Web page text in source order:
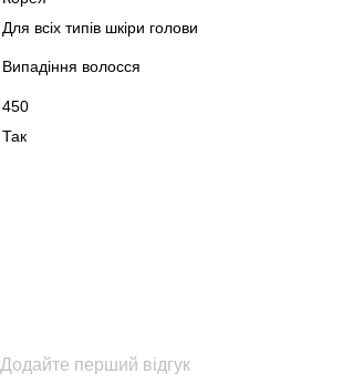
Для всіх типів шкіри голови
Випадіння волосся
450
Так
Додайте перший відгук